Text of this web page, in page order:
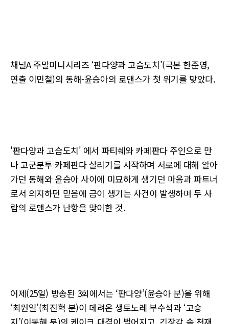
채널A 주말미니시리즈 ‘판다양과 고슴도치’(극본 한준영,
연출 이민철)의 동해-윤승아의 로맨스가 첫 위기를 맞았다.
'판다양과 고슴도치' 에서 파티쉐와 카페판다 주인으로 만
나 고군분투 카페판다 살리기를 시작하며 서로에 대해 알아
가던 동해와 윤승아 사이에 미묘하게 생기던 마음과 파트너
로서 의지하던 믿음에 금이 생기는 사건이 발생하며 두 사
람의 로맨스가 난항을 맞이한 것.
어제(25일) 방송된 3회에서는 ‘판다양’(윤승아 분)을 위해
‘최원일’(최진혁 분)이 데려온 생토노레 부수석과 ‘고승